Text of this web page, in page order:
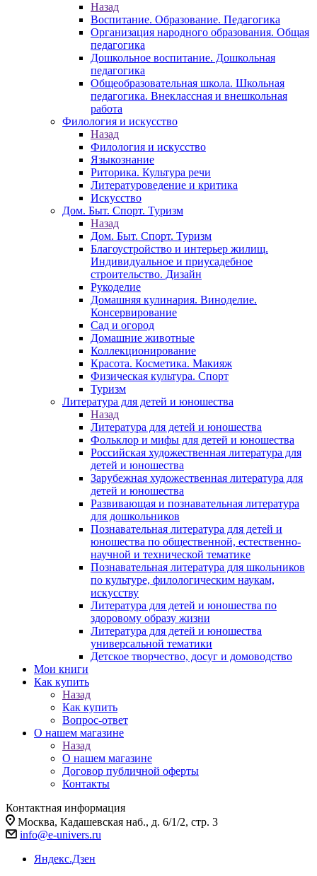
Назад
Воспитание. Образование. Педагогика
Организация народного образования. Общая
педагогика
Дошкольное воспитание. Дошкольная
педагогика
Общеобразовательная школа. Школьная
педагогика. Внеклассная и внешкольная
работа
Филология и искусство
Назад
Филология и искусство
Языкознание
Риторика. Культура речи
Литературоведение и критика
Искусство
Дом. Быт. Спорт. Туризм
Назад
Дом. Быт. Спорт. Туризм
Благоустройство и интерьер жилищ.
Индивидуальное и приусадебное
строительство. Дизайн
Рукоделие
Домашняя кулинария. Виноделие.
Консервирование
Сад и огород
Домашние животные
Коллекционирование
Красота. Косметика. Макияж
Физическая культура. Спорт
Туризм
Литература для детей и юношества
Назад
Литература для детей и юношества
Фольклор и мифы для детей и юношества
Российская художественная литература для
детей и юношества
Зарубежная художественная литература для
детей и юношества
Развивающая и познавательная литература
для дошкольников
Познавательная литература для детей и
юношества по общественной, естественно-
научной и технической тематике
Познавательная литература для школьников
по культуре, филологическим наукам,
искусству
Литература для детей и юношества по
здоровому образу жизни
Литература для детей и юношества
универсальной тематики
Детское творчество, досуг и домоводство
Мои книги
Как купить
Назад
Как купить
Вопрос-ответ
О нашем магазине
Назад
О нашем магазине
Договор публичной оферты
Контакты
Контактная информация
Москва, Кадашевская наб., д. 6/1/2, стр. 3
info@e-univers.ru
Яндекс.Дзен